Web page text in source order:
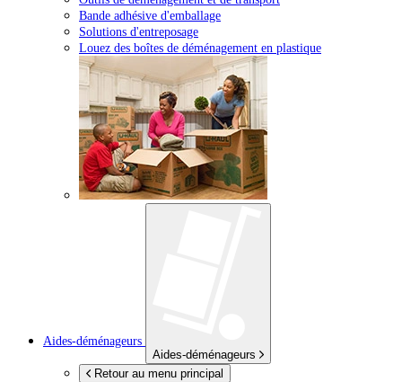
Bande adhésive d'emballage
Solutions d'entreposage
Louez des boîtes de déménagement en plastique
Aides-déménageurs
Aides-déménageurs
Retour au menu principal